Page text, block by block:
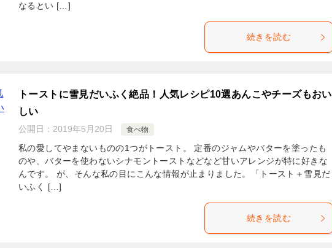
なるとい […]
続きを読む
トーストに雪見だいふく絶品！人気レシピ10選あんこやチーズもおい
しい
公開日： 2019年5月20日 食べ物
私の愛してやまないものの1つがトースト。 定番のジャムやバターを塗ったも
のや、バターを使わないシナモントーストなどなど甘いアレンジが特に好きな
んです。 が、そんな私の目にこんな情報が止まりました。「トースト＋雪見だ
いふく […]
続きを読む